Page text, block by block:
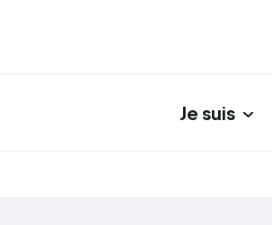
Je suis